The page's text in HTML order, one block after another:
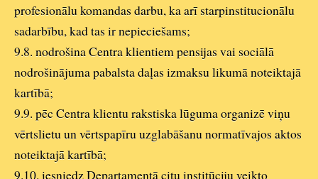
profesionālu komandas darbu, ka arī starpinstitucionālu
sadarbību, kad tas ir nepieciešams;
9.8. nodrošina Centra klientiem pensijas vai sociālā
nodrošinājuma pabalsta daļas izmaksu likumā noteiktajā
kartībā;
9.9. pēc Centra klientu rakstiska lūguma organizē viņu
vērtslietu un vērtspapīru uzglabāšanu normatīvajos aktos
noteiktajā kartībā;
9.10. iesniedz Departamentā citu institūciju veikto